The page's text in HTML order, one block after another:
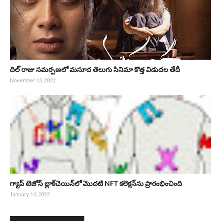
దిల్ రాజు సమర్పణలో మసూద తెలుగు సినిమా కొత్త విడుదల తేదీ
November 13, 2022
గ్యాప్ టెజోస్ బ్లాక్‌చెయిన్‌లో మొదటి NFT కలెక్షన్‌ను ప్రారంభించింది
January 14, 2022